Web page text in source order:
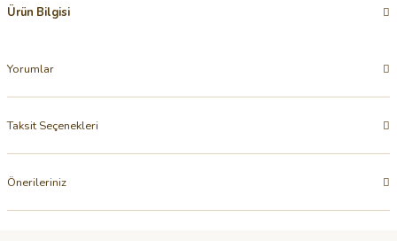
Ürün Bilgisi
Yorumlar
Taksit Seçenekleri
Önerileriniz